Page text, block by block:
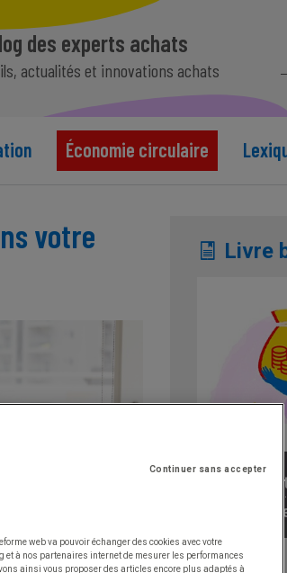
des experts achats
actualités et innovations achats
Économie circulaire
votre
Livre
Continuer sans accepter
web va pouvoir échanger des cookies avec votre
à nos partenaires internet de mesurer les performances
ainsi vous proposer des articles encore plus adaptés à